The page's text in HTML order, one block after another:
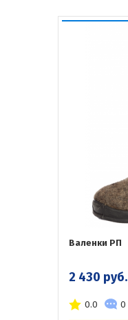
Валенки РП
2 430 руб.
0.0 0